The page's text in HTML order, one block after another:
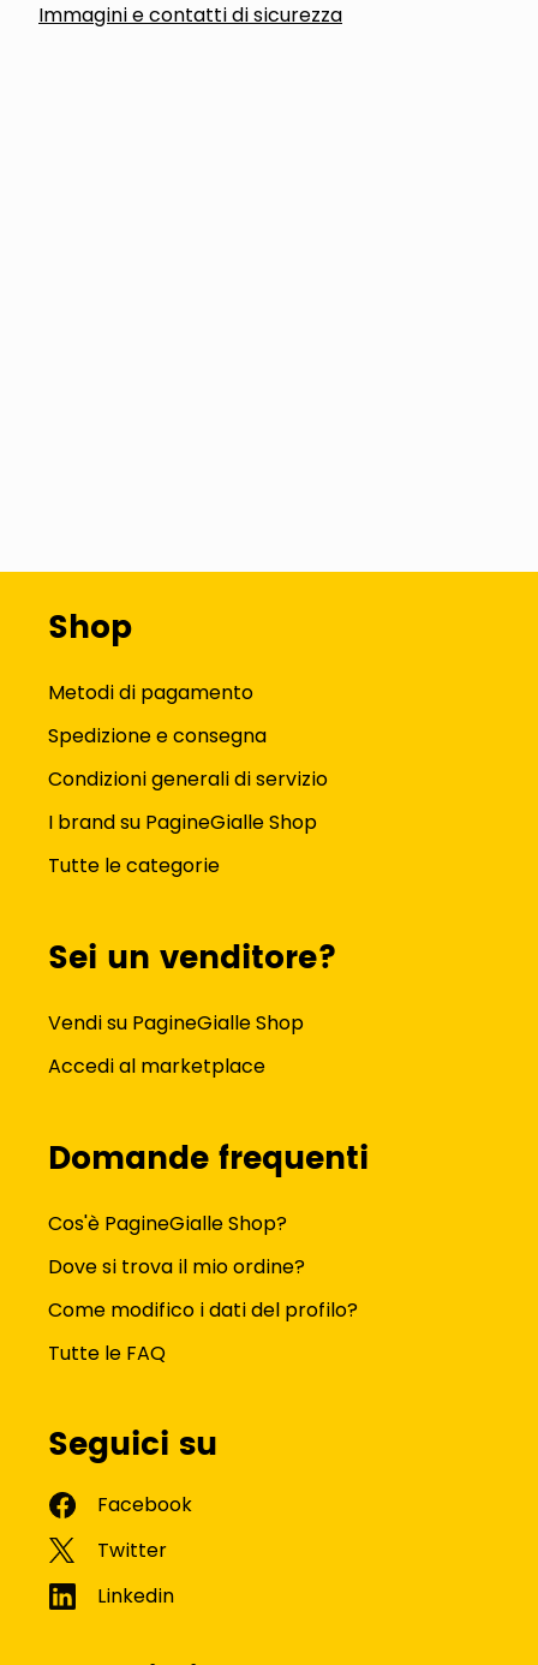
Immagini e contatti di sicurezza
Shop
Metodi di pagamento
Spedizione e consegna
Condizioni generali di servizio
I brand su PagineGialle Shop
Tutte le categorie
Sei un venditore?
Vendi su PagineGialle Shop
Accedi al marketplace
Domande frequenti
Cos'è PagineGialle Shop?
Dove si trova il mio ordine?
Come modifico i dati del profilo?
Tutte le FAQ
Seguici su